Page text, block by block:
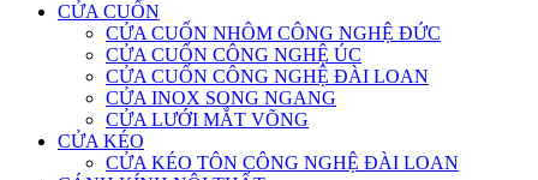
CỬA CUỐN
CỬA CUỐN NHÔM CÔNG NGHỆ ĐỨC
CỬA CUỐN CÔNG NGHỆ ÚC
CỬA CUỐN CÔNG NGHỆ ĐÀI LOAN
CỬA INOX SONG NGANG
CỬA LƯỚI MẮT VÕNG
CỬA KÉO
CỬA KÉO TÔN CÔNG NGHỆ ĐÀI LOAN